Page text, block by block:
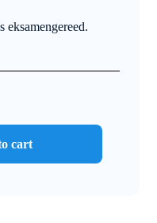
eksamengereed.
cart